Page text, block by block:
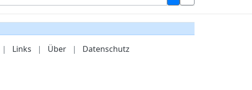
| Links | Über | Datenschutz